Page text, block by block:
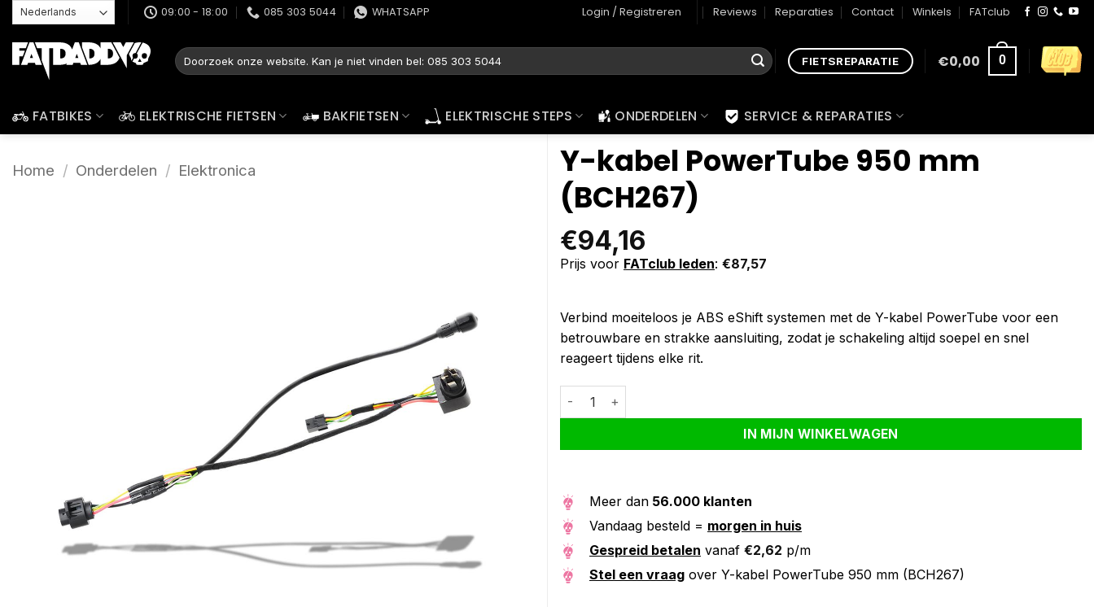
naar
inhoud
09:00 - 18:00 085 303 5044 WHATSAPP Login / Registreren Reviews Reparaties Contact Winkels FATclub
Zoeken
naar:
FIETSREPARATIE €0,00 0
FATBIKES ELEKTRISCHE FIETSEN BAKFIETSEN ELEKTRISCHE STEPS ONDERDELEN SERVICE & REPARATIES
Home / Onderdelen / Elektronica
Y-kabel PowerTube 950 mm
(BCH267)
€94,16
Prijs voor FATclub leden: €87,57
Verbind moeiteloos je ABS eShift systemen met de Y-kabel PowerTube voor een
betrouwbare en strakke aansluiting, zodat je schakeling altijd soepel en snel
reageert tijdens elke rit.
Y-kabel PowerTube 950 mm (BCH267) aantal
IN MIJN WINKELWAGEN
Alternative:
Meer dan 56.000 klanten
Vandaag besteld = morgen in huis
Gespreid betalen vanaf €2,62 p/m
Stel een vraag over Y-kabel PowerTube 950 mm (BCH267)